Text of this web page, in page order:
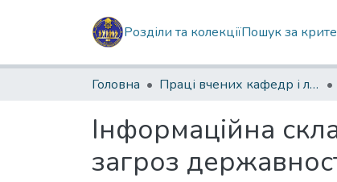
Розділи та колекціїПошук за
Головна Праці вчених кафедр і лабораторій
Інформаційна
загроз